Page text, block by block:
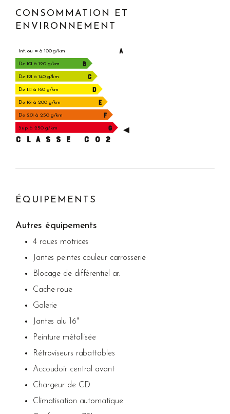
CONSOMMATION ET
ENVIRONNEMENT
Inf. ou = à 100 g/km A
De 101 à 120 g/km B
De 121 à 140 g/km C
De 141 à 160 g/km D
De 161 à 200 g/km E
De 201 à 250 g/km F
Sup. à 250 g/km G
CLASSE C02
ÉQUIPEMENTS
Autres équipements
4 roues motrices
Jantes peintes couleur carrosserie
Blocage de différentiel ar.
Cache-roue
Galerie
Jantes alu 16"
Peinture métallisée
Rétroviseurs rabattables
Accoudoir central avant
Chargeur de CD
Climatisation automatique